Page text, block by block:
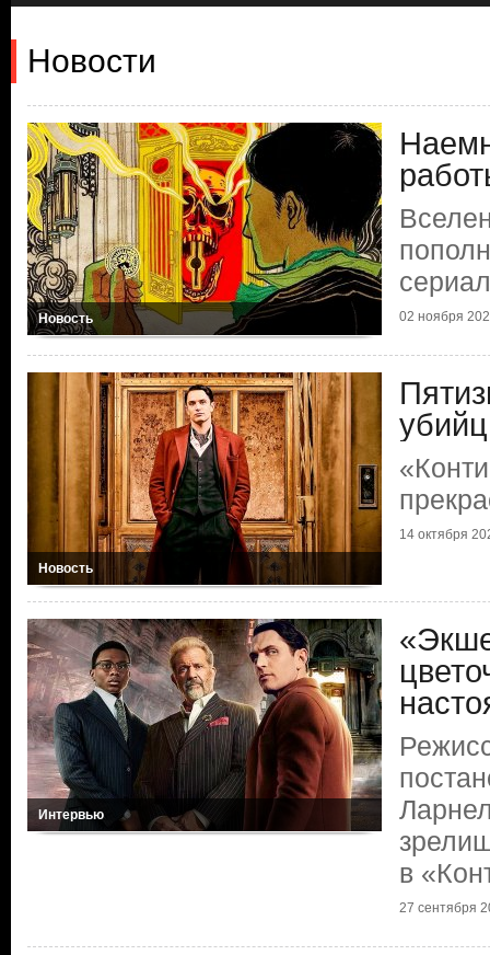
Новости
Новость 02 ноября
Новость
убийц
14 октября
Интервью
в
27 сентября